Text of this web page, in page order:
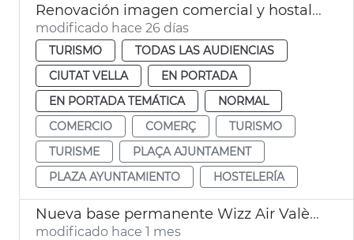
Renovación imagen comercial y hostalera plaza Ayuntamiento
modificado hace 26 días
TURISMO
TODAS LAS AUDIENCIAS
CIUTAT VELLA
EN PORTADA
EN PORTADA TEMÁTICA
NORMAL
COMERCIO
COMERÇ
TURISMO
TURISME
PLAÇA AJUNTAMENT
PLAZA AYUNTAMIENTO
HOSTELERÍA
Nueva base permanente Wizz Air València
modificado hace 1 mes